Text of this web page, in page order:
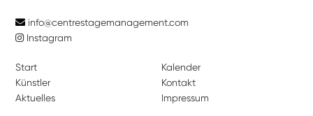
info@centrestagemanagement.com
Instagram
Start
Künstler
Aktuelles
Kalender
Kontakt
Impressum